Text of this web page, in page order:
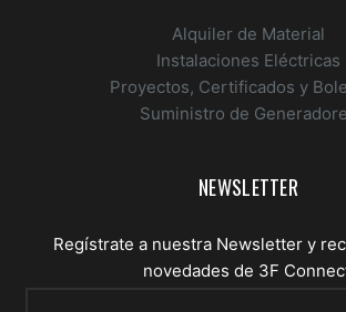
Alquiler de Material
Instalaciones Eléctricas
Proyectos, Certificados y
Suministro de
NEWSLETTER
Regístrate a nuestra Newsletter y
novedades de 3F